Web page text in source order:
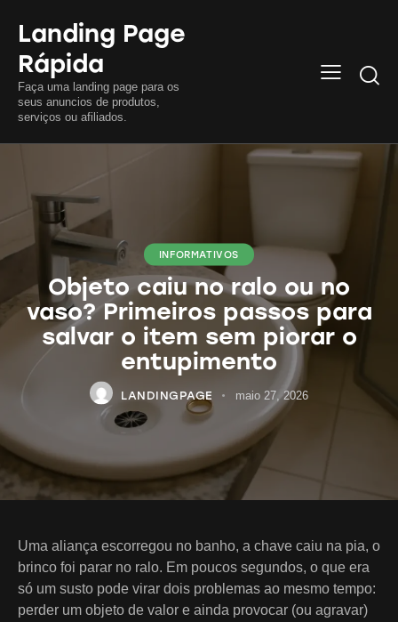
Landing Page
Rápida
Faça uma landing page para os
seus anuncios de produtos,
serviços ou afiliados.
INFORMATIVOS
Objeto caiu no ralo ou no
vaso? Primeiros passos para
salvar o item sem piorar o
entupimento
LANDINGPAGE maio 27, 2026
Uma aliança escorregou no banho, a chave caiu na pia, o
brinco foi parar no ralo. Em poucos segundos, o que era
só um susto pode virar dois problemas ao mesmo tempo:
perder um objeto de valor e ainda provocar (ou agravar)